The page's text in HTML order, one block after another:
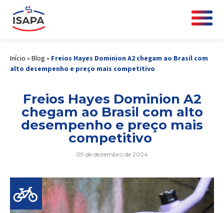
Início » Blog » Freios Hayes Dominion A2 chegam ao Brasil com
alto desempenho e preço mais competitivo
Freios Hayes Dominion A2
chegam ao Brasil com alto
desempenho e preço mais
competitivo
09 de dezembro de 2024